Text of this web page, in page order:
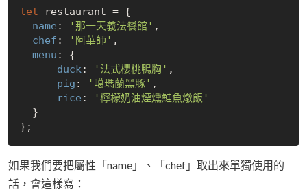
let restaurant = {
name : '那一天義法餐館' ,
chef : '阿華師' ,
menu : {
duck: '法式櫻桃鴨胸' ,
pig : '噶瑪蘭黑豚' ,
rice :
'檸檬奶油煙燻鮭魚燉飯'
如果我們要把屬性「name」、「chef」取出來單獨使用的
話，會這樣寫：